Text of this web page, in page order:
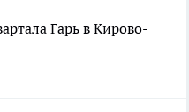
Гарь в Кирово-